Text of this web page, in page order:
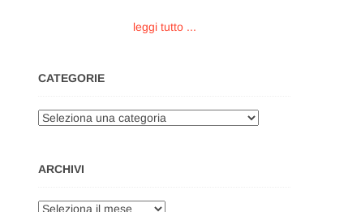
leggi tutto ...
CATEGORIE
Categorie
ARCHIVI
Archivi